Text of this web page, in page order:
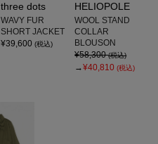
three dots
WAVY FUR
SHORT JACKET
¥39,600 (税込)
HELIOPOLE
WOOL STAND
COLLAR
BLOUSON
¥58,300(税込)
→¥40,810(税込)